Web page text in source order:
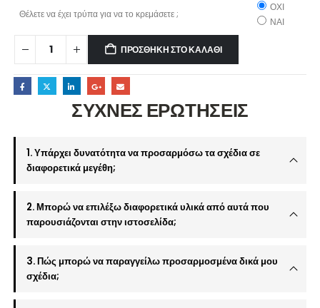
Θέλετε να έχει τρύπα για να το κρεμάσετε ;
ΟΧΙ
ΝΑΙ
ΠΡΟΣΘΉΚΗ ΣΤΟ ΚΑΛΆΘΙ
ΣΥΧΝΕΣ ΕΡΩΤΗΣΕΙΣ
1. Υπάρχει δυνατότητα να προσαρμόσω τα σχέδια σε
διαφορετικά μεγέθη;
2. Μπορώ να επιλέξω διαφορετικά υλικά από αυτά που
παρουσιάζονται στην ιστοσελίδα;
3. Πώς μπορώ να παραγγείλω προσαρμοσμένα δικά μου
σχέδια;